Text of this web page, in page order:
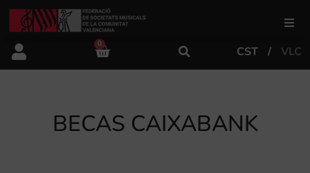
FSMCV
0
CST VLC
BECAS CAIXABANK